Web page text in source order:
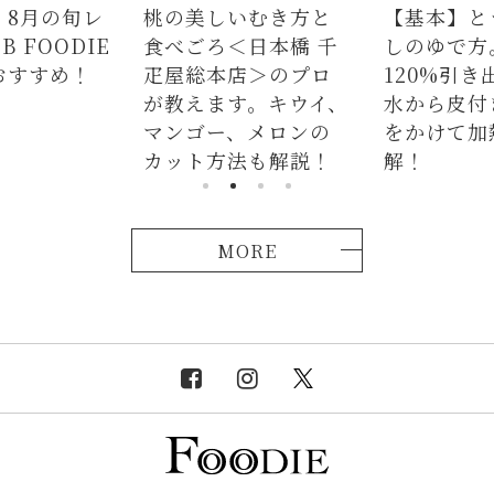
月の旬レ
FOODIE
すめ！
桃の美しいむき方と
食べごろ＜日本橋 千
疋屋総本店＞のプロ
が教えます。キウイ、
マンゴー、メロンの
カット方法も解説！
【基本】
しのゆで
120%引き
水から皮
をかけて
解！
MORE